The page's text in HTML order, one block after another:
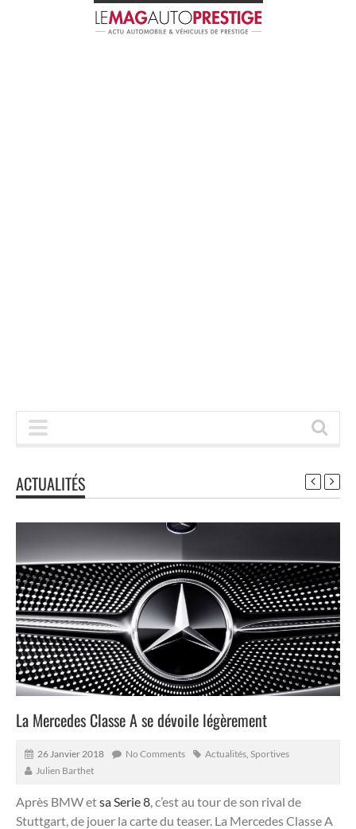
ACTUALITÉS
La Mercedes Classe A se dévoile légèrement
26 Janvier 2018 No Comments Actualités Sportives
Julien Barthet
Après BMW etsa Serie 8, c’est au tour de son rival de
Stuttgart, de jouer la carte du teaser. La Mercedes Classe A